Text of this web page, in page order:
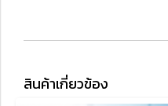
สินค้าเกี่ยวข้อง